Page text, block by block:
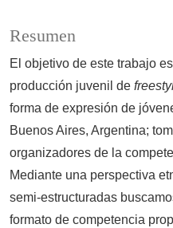
Resumen
El objetivo de este trabajo
producción juvenil de
forma de expresión de
Buenos Aires, Argentina;
organizadores de la
Mediante una perspectiva
semi-estructuradas
formato de competencia